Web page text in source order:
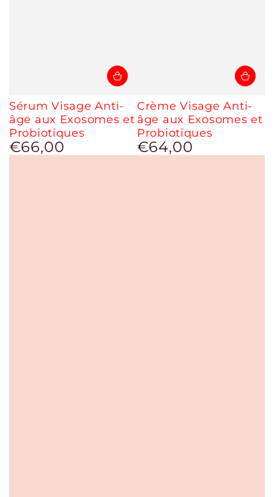
Sérum Visage Anti-
âge aux Exosomes et
Probiotiques
Prix
normal
€66,00
Crème Visage Anti-
âge aux Exosomes et
Probiotiques
Prix
normal
€64,00